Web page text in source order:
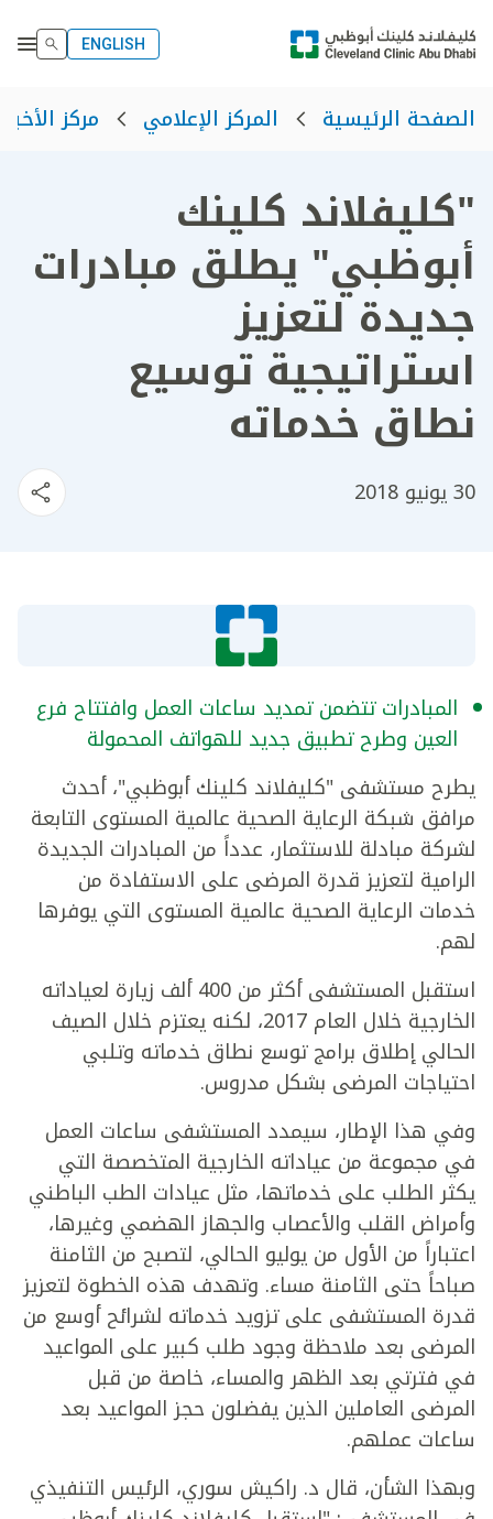
ENGLISH
الصفحة الرئيسية المركز الإعلامي مركز الأخبار
"كليفلاند كلينك
أبوظبي" يطلق مبادرات
جديدة لتعزيز
استراتيجية توسيع
نطاق خدماته
30 يونيو 2018
المبادرات تتضمن تمديد ساعات العمل وافتتاح فرع
العين وطرح تطبيق جديد للهواتف المحمولة
يطرح مستشفى "كليفلاند كلينك أبوظبي"، أحدث
مرافق شبكة الرعاية الصحية عالمية المستوى التابعة
لشركة مبادلة للاستثمار، عدداً من المبادرات الجديدة
الرامية لتعزيز قدرة المرضى على الاستفادة من
خدمات الرعاية الصحية عالمية المستوى التي يوفرها
لهم.
استقبل المستشفى أكثر من 400 ألف زيارة لعياداته
الخارجية خلال العام 2017، لكنه يعتزم خلال الصيف
الحالي إطلاق برامج توسع نطاق خدماته وتلبي
احتياجات المرضى بشكل مدروس.
وفي هذا الإطار، سيمدد المستشفى ساعات العمل
في مجموعة من عياداته الخارجية المتخصصة التي
يكثر الطلب على خدماتها، مثل عيادات الطب الباطني
وأمراض القلب والأعصاب والجهاز الهضمي وغيرها،
اعتباراً من الأول من يوليو الحالي، لتصبح من الثامنة
صباحاً حتى الثامنة مساء. وتهدف هذه الخطوة لتعزيز
قدرة المستشفى على تزويد خدماته لشرائح أوسع من
المرضى بعد ملاحظة وجود طلب كبير على المواعيد
في فترتي بعد الظهر والمساء، خاصة من قبل
المرضى العاملين الذين يفضلون حجز المواعيد بعد
ساعات عملهم.
وبهذا الشأن، قال د. راكيش سوري، الرئيس التنفيذي